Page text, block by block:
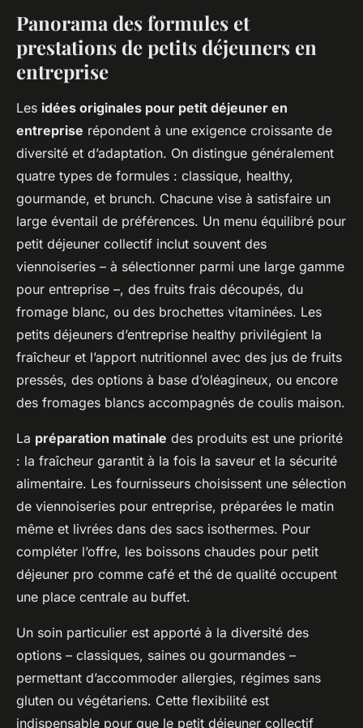
Panorama des formules et
prestations de petits déjeuners en
entreprise
Les idées originales pour petit déjeuner en
entreprise répondent à une exigence croissante de
diversité et d’adaptation. On distingue généralement
quatre types de formules : classique, healthy,
gourmande, et brunch. Chacune vise à satisfaire un
large éventail de préférences. Un menu équilibré pour
petit déjeuner collectif inclut souvent des
viennoiseries – à sélectionner parmi une large gamme
pour entreprise –, des fruits frais découpés, du
fromage blanc, ou des brochettes vitaminées. Les
petits déjeuners d’entreprise healthy privilégient la
fraîcheur et l’apport nutritionnel avec des jus de fruits
pressés, des options à base d’oléagineux, ou encore
des fromages blancs accompagnés de coulis maison.
La préparation matinale des produits est une priorité
: la fraîcheur garantit à la fois la saveur et la sécurité
alimentaire. Les fournisseurs choisissent une sélection
de viennoiseries pour entreprise, préparées le matin
même et livrées dans des sacs isothermes. Pour
compléter l’offre, les boissons chaudes pour petit
déjeuner pro comme café et thé de qualité occupent
une place centrale au buffet.
Un soin particulier est apporté à la diversité des
options – classiques, saines ou gourmandes –
permettant d’accommoder allergies, régimes sans
gluten ou végétariens. Cette flexibilité est
indispensable pour que le petit déjeuner collectif